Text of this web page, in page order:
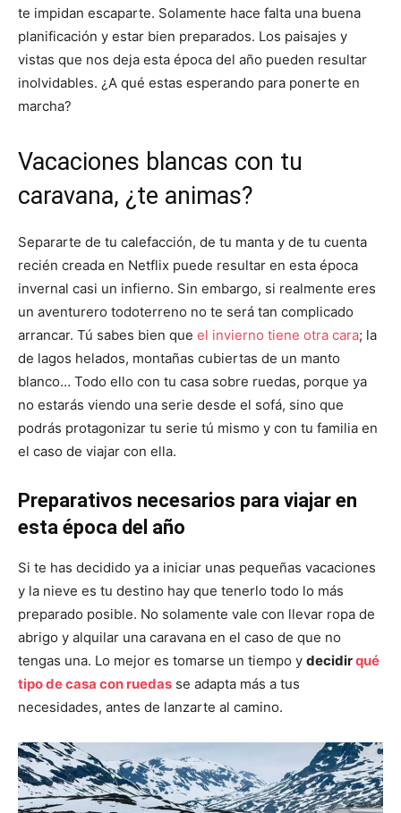
te impidan escaparte. Solamente hace falta una buena
planificación y estar bien preparados. Los paisajes y
vistas que nos deja esta época del año pueden resultar
inolvidables. ¿A qué estas esperando para ponerte en
marcha?
Vacaciones blancas con tu
caravana, ¿te animas?
Separarte de tu calefacción, de tu manta y de tu cuenta
recién creada en Netflix puede resultar en esta época
invernal casi un infierno. Sin embargo, si realmente eres
un aventurero todoterreno no te será tan complicado
arrancar. Tú sabes bien que el invierno tiene otra cara; la
de lagos helados, montañas cubiertas de un manto
blanco… Todo ello con tu casa sobre ruedas, porque ya
no estarás viendo una serie desde el sofá, sino que
podrás protagonizar tu serie tú mismo y con tu familia en
el caso de viajar con ella.
Preparativos necesarios para viajar en
esta época del año
Si te has decidido ya a iniciar unas pequeñas vacaciones
y la nieve es tu destino hay que tenerlo todo lo más
preparado posible. No solamente vale con llevar ropa de
abrigo y alquilar una caravana en el caso de que no
tengas una. Lo mejor es tomarse un tiempo y decidirqué
tipo de casa con ruedas se adapta más a tus
necesidades, antes de lanzarte al camino.